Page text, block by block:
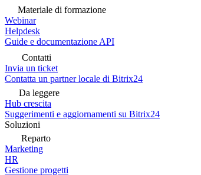
Materiale di formazione
Webinar
Helpdesk
Guide e documentazione API
Contatti
Invia un ticket
Contatta un partner locale di Bitrix24
Da leggere
Hub crescita
Suggerimenti e aggiornamenti su Bitrix24
Soluzioni
Reparto
Marketing
HR
Gestione progetti